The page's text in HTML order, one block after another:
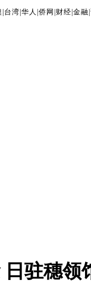
台湾 |华人 |侨网 财经 |金融 |
日驻穗领